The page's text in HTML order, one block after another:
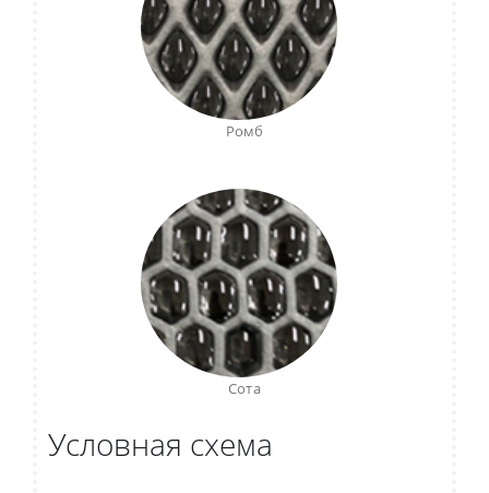
Ромб
Сота
Условная схема